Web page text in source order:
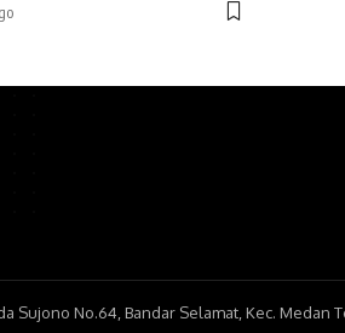
Sujono No.64, Bandar Selamat, Kec. Medan